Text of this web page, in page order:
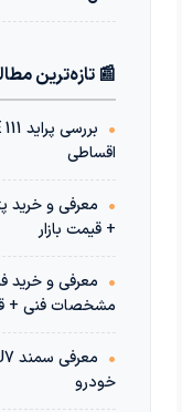
📰 تازه‌ترین
•
اقساطی
•
+ قیمت بازار
•
مشخصات فنی +
•
خودرو